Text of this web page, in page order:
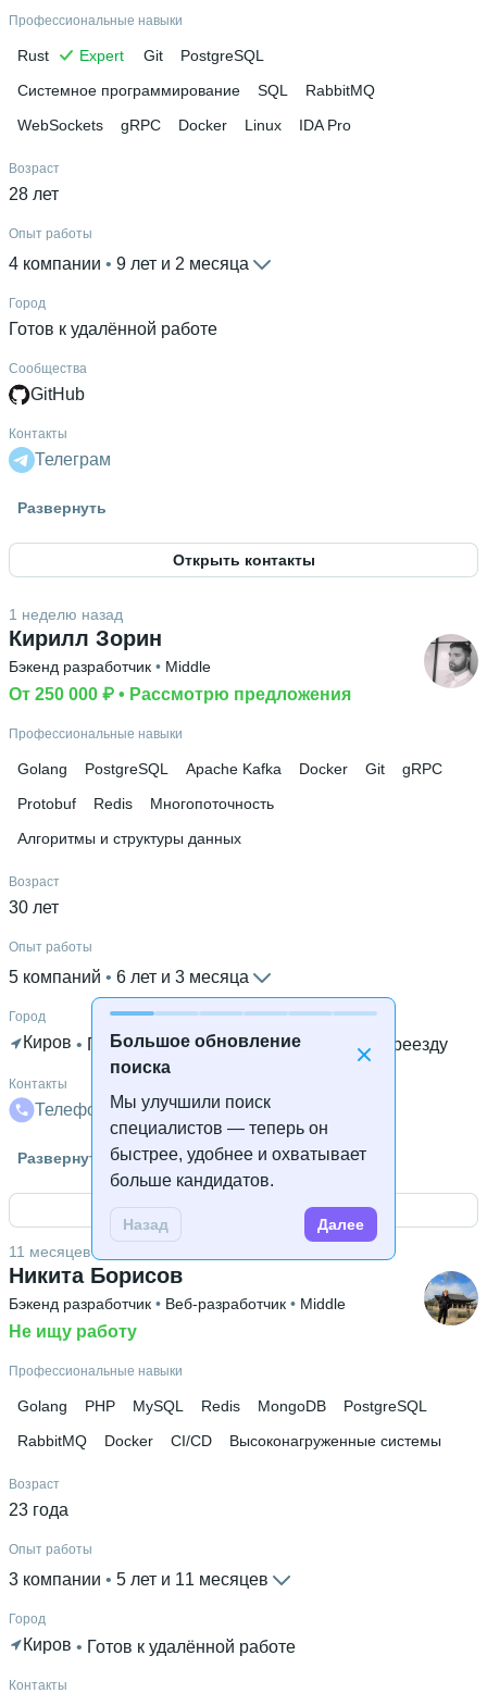
Большое обновление
поиска
Мы улучшили поиск
специалистов — теперь он
быстрее, удобнее и охватывает
больше кандидатов.
Назад Далее
Профессиональные навыки
Rust Expert Git
PostgreSQL
Системное программирование
SQL
RabbitMQ
WebSockets
gRPC Docker Linux IDA Pro
Возраст
28 лет
Опыт работы
4 компании 9 лет и 2 месяца
Город
Готов к удалённой работе
Сообщества
GitHub
Контакты
Телеграм
Высшее образование
год и 9 месяцев
Развернуть
Открыть контакты
Кирилл Зорин
1 неделю назад
Бэкенд разработчик • Middle
От 250 000 ₽ • Рассмотрю предложения
Профессиональные навыки
Golang PostgreSQL Apache Kafka Docker Git
gRPC
Protobuf
Redis
Многопоточность
Алгоритмы и структуры данных
Возраст
30 лет
Опыт работы
5 компаний 6 лет и 3 месяца
Город
Киров • Готов к удалённой работе • Готов к переезду
Контакты
Телефон Телеграм Почта
Английский В1
Автоматики и вычислительной техники; ФАВТ
года и 9 месяцев
Развернуть
Открыть контакты
Никита Борисов
11 месяцев назад
Бэкенд разработчик • Веб-разработчик • Middle
Не ищу работу
Профессиональные навыки
Golang PHP MySQL Redis MongoDB
PostgreSQL
RabbitMQ
Docker CI/CD Высоконагруженные системы
Возраст
23 года
Опыт работы
3 компании 5 лет и 11 месяцев
Город
Киров • Готов к удалённой работе
Контакты